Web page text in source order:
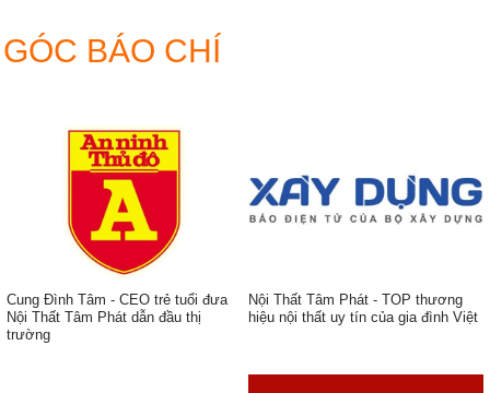
GÓC BÁO CHÍ
Cung Đình Tâm - CEO trẻ tuổi đưa
Nội Thất Tâm Phát dẫn đầu thị
trường
Nội Thất Tâm Phát - TOP thương
hiệu nội thất uy tín của gia đình Việt